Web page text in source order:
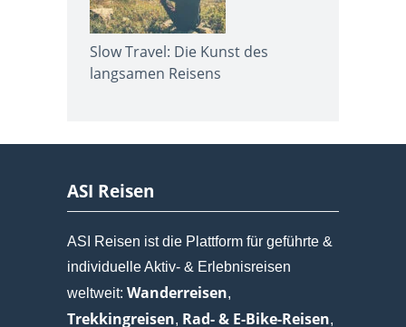
Slow Travel: Die Kunst des
langsamen Reisens
ASI Reisen
ASI Reisen ist die Plattform für geführte &
individuelle Aktiv- & Erlebnisreisen
weltweit: Wanderreisen,
Trekkingreisen, Rad- & E-Bike-Reisen,